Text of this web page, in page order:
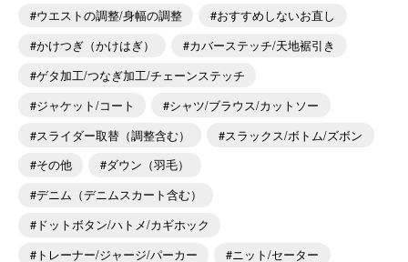
ウエストの調整/身幅の調整
おすすめしないお直し
かけつぎ（かけはぎ）
カバーステッチ/天地裾引き
ゲタ加工/つなぎ加工/チェーンステッチ
ジャケット/コート
シャツ/ブラウス/カットソー
スライダー取替（調整含む）
スラックス/ボトム/ズボン
その他
ダウン（羽毛）
デニム（デニムスカート含む）
ドットボタン/ハトメ/カギホック
トレーナー/ジャージ/パーカー
ニット/セーター